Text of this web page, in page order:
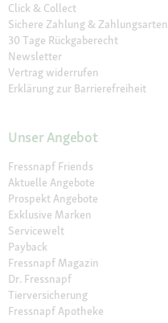
Click & Collect
Sichere Zahlung & Zahlungsarten
30 Tage Rückgaberecht
Newsletter
Vertrag widerrufen
Erklärung zur Barrierefreiheit
Unser Angebot
Fressnapf Friends
Aktuelle Angebote
Prospekt Angebote
Exklusive Marken
Servicewelt
Payback
Fressnapf Magazin
Dr. Fressnapf
Tierversicherung
Fressnapf Apotheke